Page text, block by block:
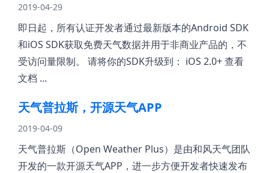
2019-04-29
即日起，所有认证开发者通过最新版本的Android SDK
和iOS SDK获取免费天气数据并用于非商业产品的，不
受访问量限制。 请将你的SDK升级到： iOS 2.0+ 查看
文档 ...
天气普拉斯，开源天气APP
2019-04-09
天气普拉斯（Open Weather Plus）是由和风天气团队
开发的一款开源天气APP，进一步方便开发者快速发布